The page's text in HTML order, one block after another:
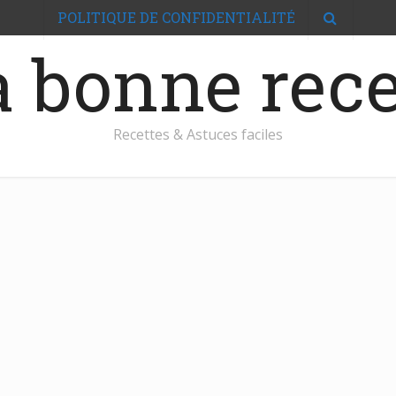
bonne
Recettes & Astuces faciles
POLITIQUE DE CONFIDENTIALITÉ